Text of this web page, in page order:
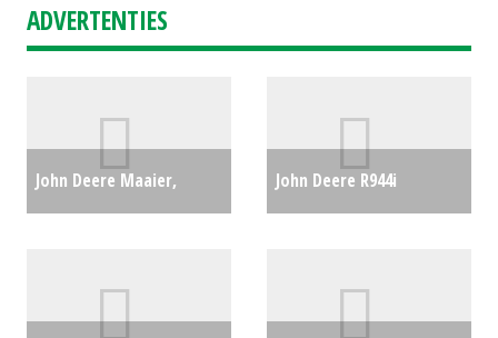
ADVERTENTIES
John Deere Maaier,
ROUGHMAAIER (DEMO)
John Deere R944i